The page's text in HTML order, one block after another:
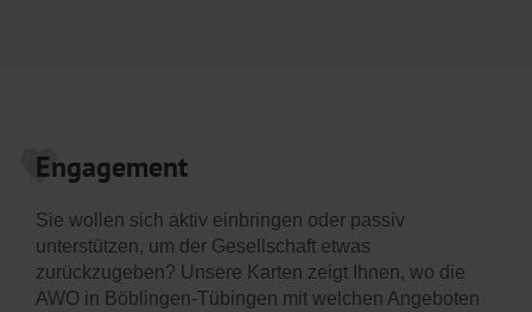
Engagement
Sie wollen sich aktiv einbringen oder passiv
unterstützen, um der Gesellschaft etwas
zurückzugeben? Unsere Karten zeigt Ihnen, wo die
AWO in Böblingen-Tübingen mit welchen Angeboten